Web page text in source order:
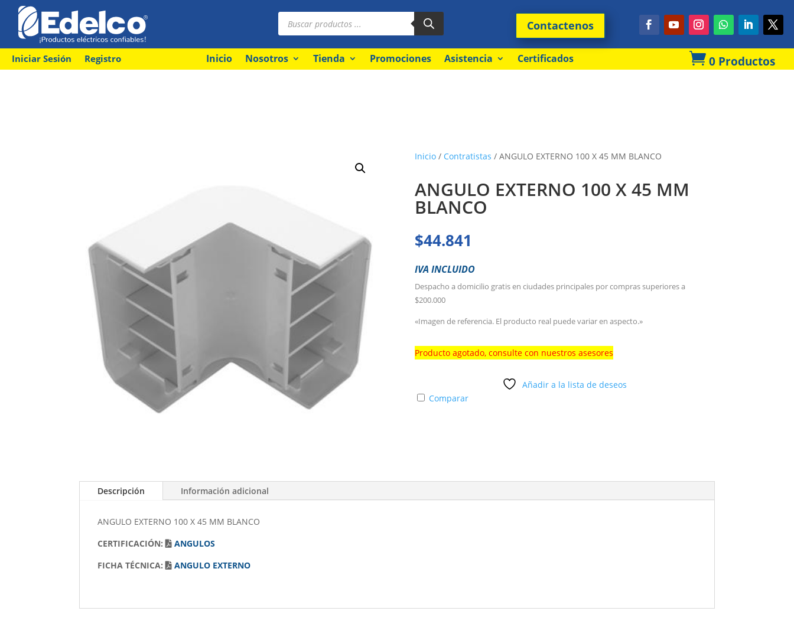
Búsqueda
productos Contactenos
Iniciar Sesión Registro Inicio Nosotros Tienda Promociones Asistencia Certificados  0 Productos
Inicio/ Contratistas / ANGULO EXTERNO 100 X 45 MM BLANCO
ANGULO EXTERNO 100 X 45 MM
BLANCO
$44.841
IVA INCLUIDO
Despacho a domicilio gratis en ciudades principales por compras superiores a
$200.000
«Imagen de referencia. El producto real puede variar en aspecto.»
Producto agotado, consulte con nuestros asesores
Añadir a la lista de deseos
Comparar
Descripción Información adicional
ANGULO EXTERNO 100 X 45 MM BLANCO
CERTIFICACIÓN:
ANGULOS
FICHA TÉCNICA:
ANGULO EXTERNO